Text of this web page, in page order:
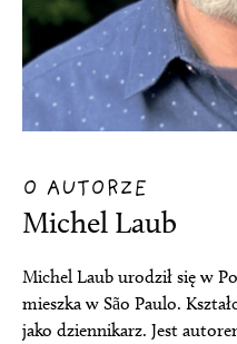
O AUTORZE
Michel Laub
Michel Laub urodził się w
mieszka w São Paulo.
jako dziennikarz. Jest